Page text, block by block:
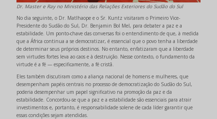
Dr. Master e Ray no Ministério das Relações Exteriores do Sudão do Sul
No dia seguinte, o Dr. Matlhaope e o Sr. Kuntz visitaram o Primeiro Vice-
Presidente do Sudão do Sul, Dr. Benjamin Bol Mel, para debater a paz e a
estabilidade. Um ponto-chave das conversas foi o entendimento de que, à medida
que a África continua a se democratizar, é essencial que o povo tenha a liberdade
de determinar seus próprios destinos. No entanto, enfatizaram que a liberdade
sem virtudes fortes leva ao caos e à destruição. Nesse contexto, o fundamento da
virtude é a fé — especificamente, a fé cristã.
Eles também discutiram como a aliança nacional de homens e mulheres, que
desempenham papéis centrais no processo de democratização do Sudão do Sul,
poderia desempenhar um papel significativo na promoção da paz e da
estabilidade. Concordou-se que a paz e a estabilidade são essenciais para atrair
investimentos e, portanto, é responsabilidade solene de cada líder garantir que
essas condições sejam atendidas.